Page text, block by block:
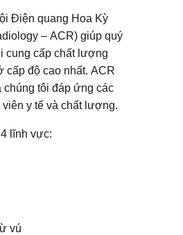
Điện quang Hoa Kỳ
– ACR) giúp quý
cung cấp chất lượng
cấp độ cao nhất. ACR
tôi đáp ứng các
y tế và chất lượng.
lĩnh vực:
vú